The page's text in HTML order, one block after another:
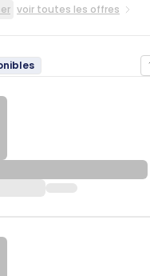
voir toutes les offres